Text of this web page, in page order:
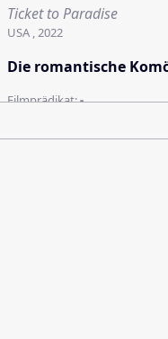
Ticket to Paradise
USA , 2022
Die romantische
Filmprädikat:-